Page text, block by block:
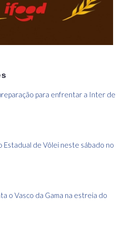
para enfrentar a Inter de
de Vôlei neste sábado no
o Vasco da Gama na estreia do